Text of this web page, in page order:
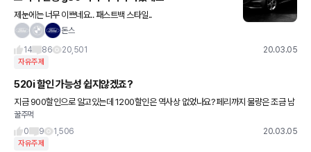
제눈에는 너무 이쁘네요.. 패스트백 스타일..
돈스
14
86 20,501 20.03.05
자유주제
520i 할인 가능성 쉽지않겠죠?
지금 900할인으로 알고있는데 1200할인은 역사상 없었나요? 페리까지 물량은 조금 남
은걸로 아는데 더 기다려보는게 답일까요? 차랑이 급한건 아닌데... 원래 5000이하로 보
다거..할인
꿀주먹
0
9 1,506 20.03.05
자유주제